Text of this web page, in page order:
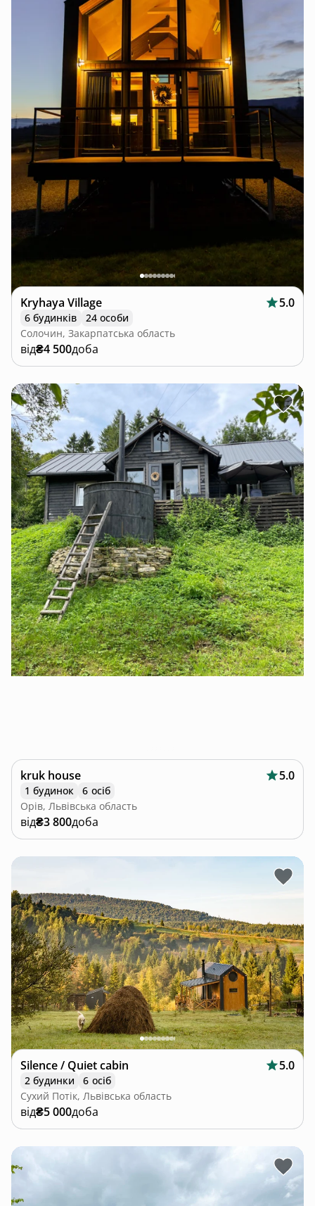
Kryhaya Village 5.0
6 будинків
24 особи
Солочин, Закарпатська область
від₴4 500доба
kruk house 5.0
1 будинок
6 осіб
Орів, Львівська область
від₴3 800доба
Silence / Quiet cabin 5.0
2 будинки
6 осіб
Сухий Потік, Львівська область
від₴5 000доба